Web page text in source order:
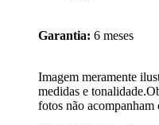
Garantia: 6 meses
Imagem meramente
medidas e
fotos não acompanham